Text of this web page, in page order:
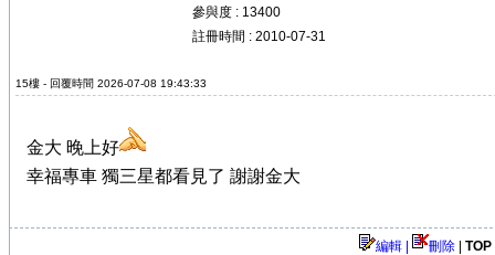
參與度 : 13400
註冊時間 : 2010-07-31
15樓 - 回覆時間 2026-07-08 19:43:33
金大 晚上好
幸福專車 獨三星都看見了 謝謝金大
編輯 | 刪除 TOP